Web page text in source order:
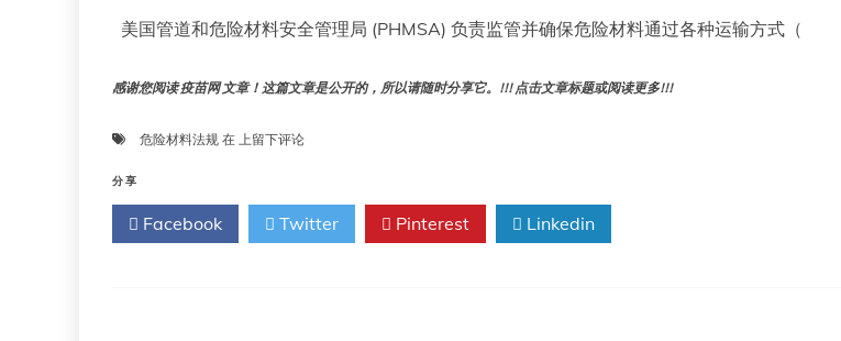
美国管道和危险材料安全管理局 (PHMSA) 负责监管并确保危险材料通过各种运输方式（
感谢您阅读 疫苗网 文章！这篇文章是公开的，所以请随时分享它。!!! 点击文章标题或阅读更多!!!
危险材料法规 在 美
险
料
上留下评论
分享
Facebook Twitter Pinterest Linkedin